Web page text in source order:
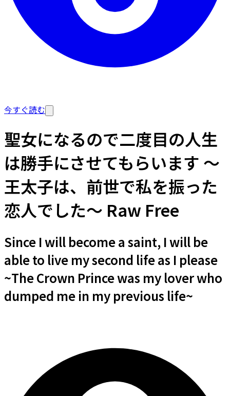
今すぐ読む
聖女になるので二度目の人生
は勝手にさせてもらいます ～
王太子は、前世で私を振った
恋人でした～ Raw Free
Since I will become a saint, I will be
able to live my second life as I please
~The Crown Prince was my lover who
dumped me in my previous life~